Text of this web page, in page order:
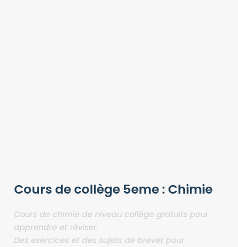
Cours de collège 5eme : Chimie
Cours de chimie de niveau collège gratuits pour
apprendre et réviser.
Des exercices et des sujets de brevet pour